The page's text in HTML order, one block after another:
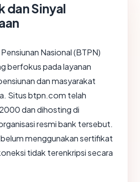
dan Sinyal
Nasional (BTPN)
berfokus pada layanan
dan masyarakat
Situs btpn.com telah
dan dihosting di
resmi bank tersebut.
belum menggunakan sertifikat
tidak terenkripsi secara